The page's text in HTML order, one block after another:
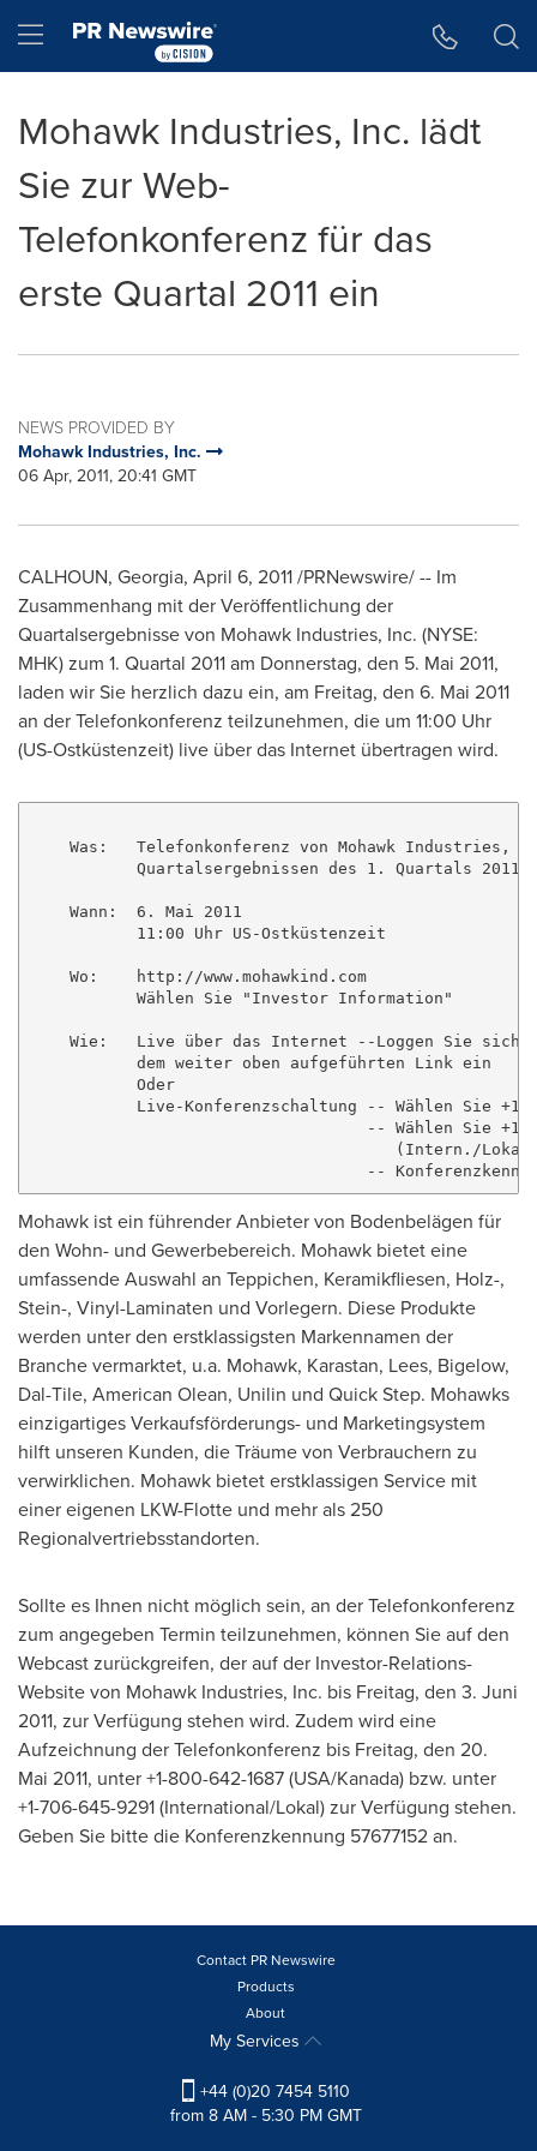
Hamburger menu
Mohawk Industries, Inc. lädt
Sie zur Web-
Telefonkonferenz für das
erste Quartal 2011 ein
NEWS PROVIDED BY
Mohawk Industries, Inc.
06 Apr, 2011, 20:41 GMT
CALHOUN, Georgia, April 6, 2011/PRNewswire/ -- Im
Zusammenhang mit der Veröffentlichung der
Quartalsergebnisse von Mohawk Industries, Inc. (NYSE:
MHK) zum 1. Quartal 2011 am Donnerstag, den 5. Mai 2011,
laden wir Sie herzlich dazu ein, am Freitag, den 6. Mai 2011
an der Telefonkonferenz teilzunehmen, die um 11:00 Uhr
(US-Ostküstenzeit) live über das Internet übertragen wird.
Was:   Telefonkonferenz von Mohawk Industries,
           Quartalsergebnissen des 1. Quartals 2011
    Wann:  6. Mai 2011
           11:00 Uhr US-Ostküstenzeit
    Wo:    http://www.mohawkind.com
           Wählen Sie "Investor Information"
Wie:   Live über das Internet --Loggen Sie sich
           dem weiter oben aufgeführten Link ein
           Oder
Live-Konferenzschaltung -- Wählen Sie
-- Wählen Sie +1-
(Intern./
Mohawk ist ein führender Anbieter von Bodenbelägen für
den Wohn- und Gewerbebereich. Mohawk bietet eine
umfassende Auswahl an Teppichen, Keramikfliesen, Holz-,
Stein-, Vinyl-Laminaten und Vorlegern. Diese Produkte
werden unter den erstklassigsten Markennamen der
Branchevermarktet, u.a. Mohawk, Karastan, Lees, Bigelow,
Dal-Tile, American Olean, Unilin und Quick Step. Mohawks
einzigartiges Verkaufsförderungs- und Marketingsystem
hilft unseren Kunden, die Träume von Verbrauchern zu
verwirklichen. Mohawk bietet erstklassigen Service mit
einer eigenen LKW-Flotte und mehr als 250
Regionalvertriebsstandorten.
Sollte es Ihnen nicht möglich sein, an der Telefonkonferenz
zum angegeben Termin teilzunehmen, können Sie auf den
Webcast zurückgreifen, der auf der Investor-Relations-
Website von Mohawk Industries, Inc. bis Freitag, den 3. Juni
2011, zur Verfügung stehen wird. Zudem wird eine
Aufzeichnung der Telefonkonferenz bis Freitag, den 20.
Mai 2011, unter +1-800-642-1687 (USA/Kanada) bzw. unter
+1-706-645-9291 (International/Lokal) zur Verfügung stehen.
Geben Sie bitte die Konferenzkennung 57677152 an.
Contact PR Newswire
Products
About
My Services
+44 (0)20 7454 5110
from 8 AM - 5:30 PM GMT